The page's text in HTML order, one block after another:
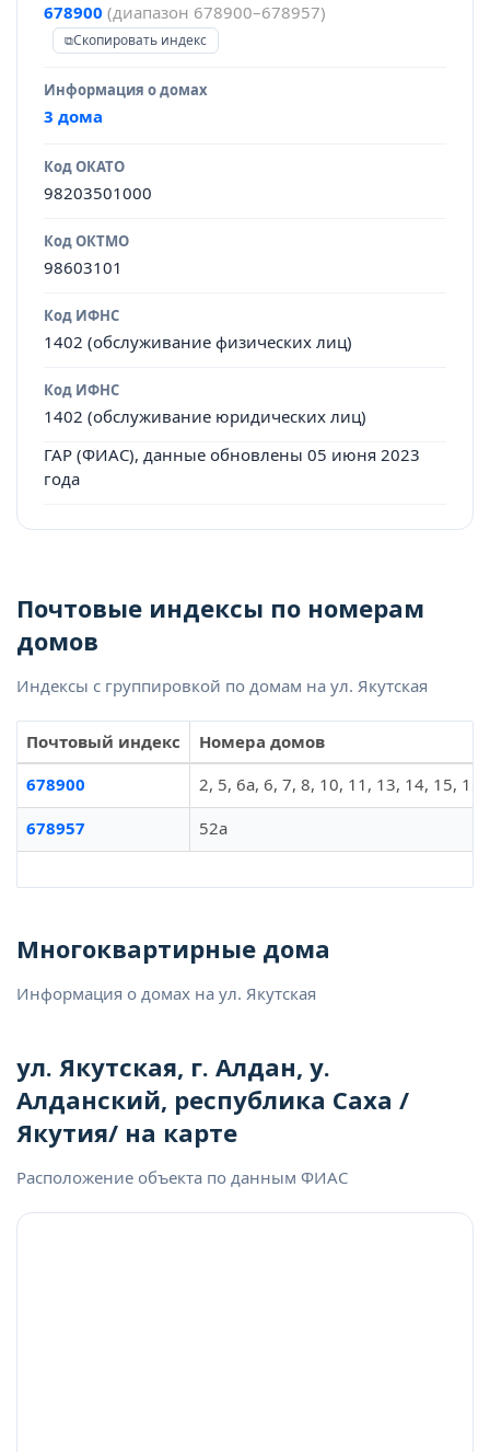
678900 (диапазон 678900–678957)
Скопировать индекс
Информация о домах
3 дома
Код ОКАТО
98203501000
Код ОКТМО
98603101
Код ИФНС
1402 (обслуживание физических лиц)
Код ИФНС
1402 (обслуживание юридических лиц)
ГАР (ФИАС), данные обновлены 05 июня 2023
года
Почтовые индексы по номерам
домов
Индексы с группировкой по домам на ул. Якутская
Почтовый индекс
Номера домов
678900
2, 5, 6а, 6, 7, 8, 10, 11, 13, 14, 15,
678957
52а
Многоквартирные дома
Информация о домах на ул. Якутская
ул. Якутская, г. Алдан, у.
Алданский, республика Саха /
Якутия/ на карте
Расположение объекта по данным ФИАС